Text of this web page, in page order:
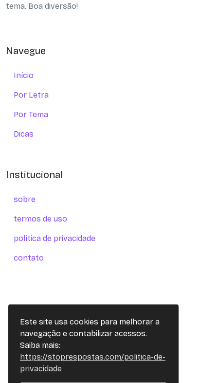
Este site usa cookies para melhorar a
navegação e contabilizar acessos.
Saiba mais:
https://stoprespostas.com/politica-de-
privacidade
tema. Boa diversão!
Navegue
Início
Por Letra
Por Tema
Dicas
Institucional
sobre
termos de uso
política de privacidade
contato